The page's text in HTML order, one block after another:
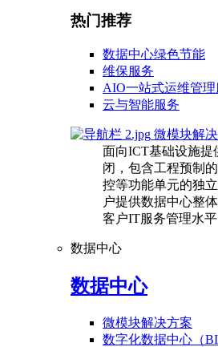
热门推荐
数据中心绿色节能
维保服务
AIO一站式运维管理
云与智能服务
微模块解
面向ICT基础设施提
闭，包含工程预制
控等功能单元的独
户提供数据中心整
客户IT服务管理水平
数据中心
数据中心
微模块解决方案
数字化数据中心（